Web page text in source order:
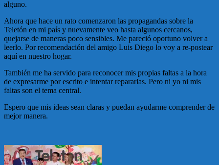
alguno.
Ahora que hace un rato comenzaron las propagandas sobre la
Teletón en mi país y nuevamente veo hasta algunos cercanos,
quejarse de maneras poco sensibles. Me pareció oportuno volver a
leerlo. Por recomendación del amigo Luis Diego lo voy a re-postear
aquí en nuestro hogar.
También me ha servido para reconocer mis propias faltas a la hora
de expresarme por escrito e intentar repararlas. Pero ni yo ni mis
faltas son el tema central.
Espero que mis ideas sean claras y puedan ayudarme comprender de
mejor manera.